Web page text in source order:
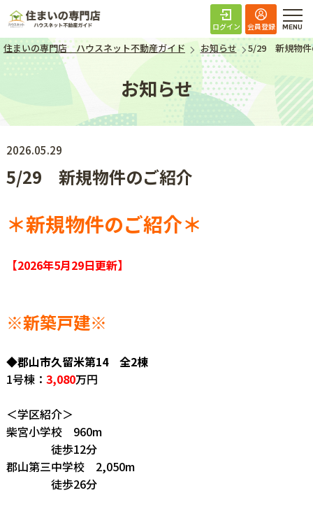
住まいの専門店 ハ
ログイン 会員登録
住まいの専門店 ハウスネット不動産ガイド お知らせ 5/29 新規物件
お知らせ
2026.05.29
5/29 新規物件のご紹介
＊新規物件のご紹介＊
【2026年5月29日更新】
※新築戸建※
◆郡山市久留米第14 全2棟
1号棟： 3,080万円
＜学区紹介＞
柴宮小学校 960m
徒歩12分
郡山第三中学校 2,050m
徒歩26分